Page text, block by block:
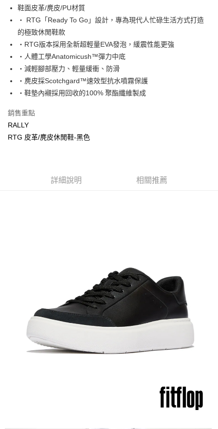
全家取貨付款
每筆NT$60，滿NT$1,000(含以上)免運費
7-11取貨付款
每筆NT$60，滿NT$1,000(含以上)免運費
宅配
每筆NT$80，滿NT$1,000(含以上)免運費
鞋面皮革/麂皮/PU材質
‧ RTG「Ready To Go」設計，專為現代人忙碌生活方式打造
的極致休閒鞋款
‧RTG版本採用全新超輕量EVA發泡，緩震性能更強
‧人體工學Anatomicush™彈力中底
‧減輕腳部壓力、輕量緩衝、防滑
‧麂皮採Scotchgard™速效型抗水噴霧保護
‧鞋墊內襯採用回收的100% 聚酯纖維製成
銷售重點
RALLY
RTG 皮革/麂皮休閒鞋-黑色
詳細說明 相關推薦